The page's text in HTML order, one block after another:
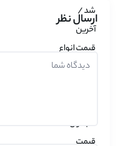
ارسال نظر